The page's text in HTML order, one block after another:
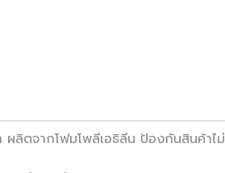
ลิตจากโฟมโพลีเอธิลีน ป้องกันสินค้าไ